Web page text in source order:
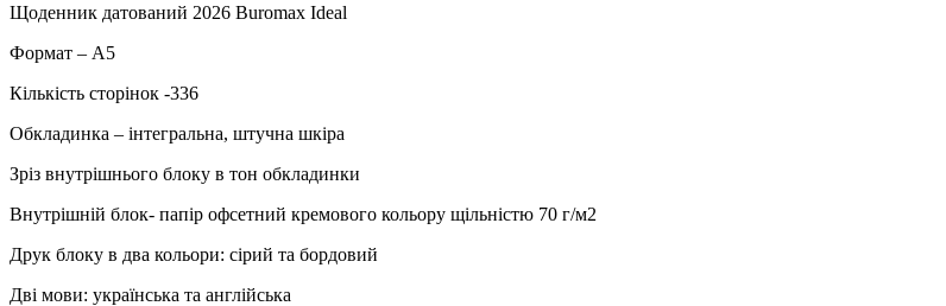
Щоденник датований 2026 Buromax Ideal
Формат – А5
Кількість сторінок -336
Обкладинка – інтегральна, штучна шкіра
Зріз внутрішнього блоку в тон обкладинки
Внутрішній блок- папір офсетний кремового кольору щільністю 70 г/м2
Друк блоку в два кольори: сірий та бордовий
Дві мови: українська та англійська